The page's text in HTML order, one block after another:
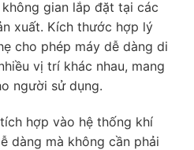
gian lắp đặt tại các
xuất. Kích thước hợp lý
cho phép máy dễ dàng di
vị trí khác nhau, mang
người sử dụng.
hợp vào hệ thống khí
dàng mà không cần phải